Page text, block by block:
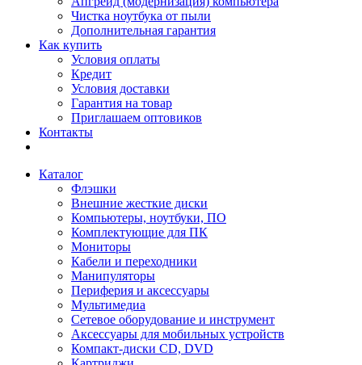
Чистка ноутбука от пыли
Дополнительная гарантия
Как купить
Условия оплаты
Кредит
Условия доставки
Гарантия на товар
Приглашаем оптовиков
Контакты
Каталог
Флэшки
Внешние жесткие диски
Компьютеры, ноутбуки, ПО
Комплектующие для ПК
Мониторы
Кабели и переходники
Манипуляторы
Периферия и аксессуары
Мультимедиа
Сетевое оборудование и инструмент
Аксессуары для мобильных устройств
Компакт-диски CD, DVD